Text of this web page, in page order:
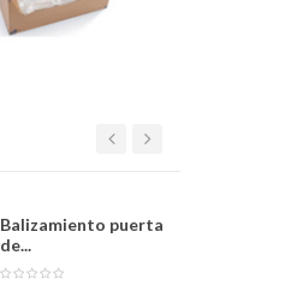
Balizamiento puerta
de...